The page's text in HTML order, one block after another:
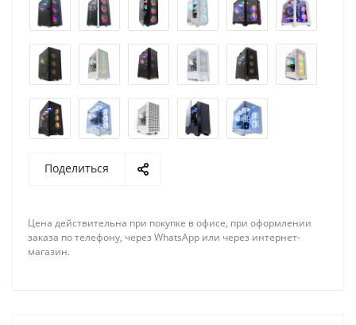
Поделиться
Цена действительна при покупке в офисе, при оформлении
заказа по телефону, через WhatsApp или через интернет-
магазин.